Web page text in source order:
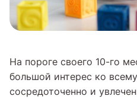
На пороге своего 10-го
большой интерес ко
сосредоточенно и